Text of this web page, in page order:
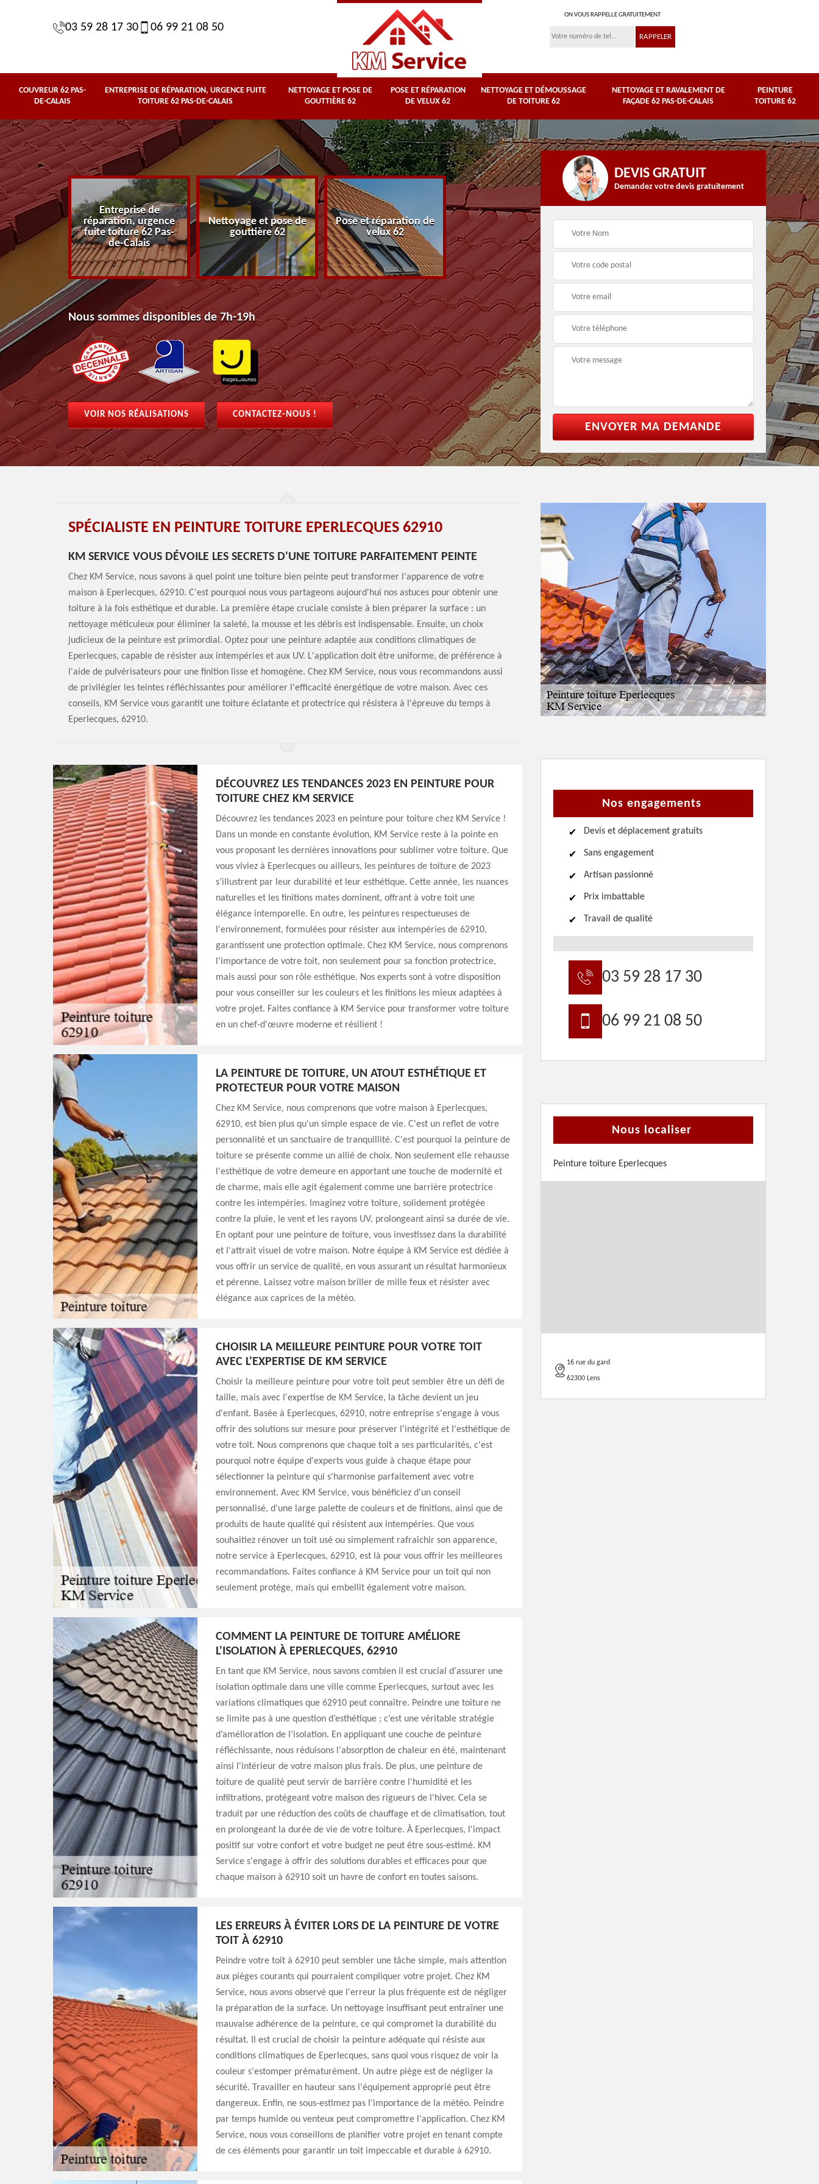
03 59 28 17 30 06 99 21 08 50
ON VOUS RAPPELLE GRATUITEMENT
COUVREUR 62 PAS-
DE-CALAIS
ENTREPRISE DE RÉPARATION, URGENCE FUITE
TOITURE 62 PAS-DE-CALAIS
NETTOYAGE ET POSE DE
GOUTTIÈRE 62
POSE ET RÉPARATION
DE VELUX 62
NETTOYAGE ET DÉMOUSSAGE
DE TOITURE 62
NETTOYAGE ET RAVALEMENT DE
FAÇADE 62 PAS-DE-CALAIS
PEINTURE
TOITURE 62
Pas-de-
Entreprise de
réparation, urgence
fuite toiture 62 Pas-
de-Calais
Nettoyage et pose de
gouttière 62
Pose et réparation de
velux 62
Nettoyage et
démoussage de
toiture 62
62 Pas-de-Calais
Peinture toiture 62
Nous sommes disponibles de 7h-19h
VOIR NOS RÉALISATIONS CONTACTEZ-NOUS !
DEVIS GRATUIT
Demandez votre devis gratuitement
SPÉCIALISTE EN PEINTURE TOITURE EPERLECQUES 62910
KM SERVICE VOUS DÉVOILE LES SECRETS D'UNE TOITURE PARFAITEMENT PEINTE
Chez KM Service, nous savons à quel point une toiture bien peinte peut transformer l'apparence de votre
maison à Eperlecques, 62910. C'est pourquoi nous vous partageons aujourd'hui nos astuces pour obtenir une
toiture à la fois esthétique et durable. La première étape cruciale consiste à bien préparer la surface : un
nettoyage méticuleux pour éliminer la saleté, la mousse et les débris est indispensable. Ensuite, un choix
judicieux de la peinture est primordial. Optez pour une peinture adaptée aux conditions climatiques de
Eperlecques, capable de résister aux intempéries et aux UV. L'application doit être uniforme, de préférence à
l'aide de pulvérisateurs pour une finition lisse et homogène. Chez KM Service, nous vous recommandons aussi
de privilégier les teintes réfléchissantes pour améliorer l'efficacité énergétique de votre maison. Avec ces
conseils, KM Service vous garantit une toiture éclatante et protectrice qui résistera à l'épreuve du temps à
Eperlecques, 62910.
DÉCOUVREZ LES TENDANCES 2023 EN PEINTURE POUR
TOITURE CHEZ KM SERVICE
Découvrez les tendances 2023 en peinture pour toiture chez KM Service !
Dans un monde en constante évolution, KM Service reste à la pointe en
vous proposant les dernières innovations pour sublimer votre toiture. Que
vous viviez à Eperlecques ou ailleurs, les peintures de toiture de 2023
s’illustrent par leur durabilité et leur esthétique. Cette année, les nuances
naturelles et les finitions mates dominent, offrant à votre toit une
élégance intemporelle. En outre, les peintures respectueuses de
l'environnement, formulées pour résister aux intempéries de 62910,
garantissent une protection optimale. Chez KM Service, nous comprenons
l'importance de votre toit, non seulement pour sa fonction protectrice,
mais aussi pour son rôle esthétique. Nos experts sont à votre disposition
pour vous conseiller sur les couleurs et les finitions les mieux adaptées à
votre projet. Faites confiance à KM Service pour transformer votre toiture
en un chef-d'œuvre moderne et résilient !
LA PEINTURE DE TOITURE, UN ATOUT ESTHÉTIQUE ET
PROTECTEUR POUR VOTRE MAISON
Chez KM Service, nous comprenons que votre maison à Eperlecques,
62910, est bien plus qu'un simple espace de vie. C'est un reflet de votre
personnalité et un sanctuaire de tranquillité. C'est pourquoi la peinture de
toiture se présente comme un allié de choix. Non seulement elle rehausse
l'esthétique de votre demeure en apportant une touche de modernité et
de charme, mais elle agit également comme une barrière protectrice
contre les intempéries. Imaginez votre toiture, solidement protégée
contre la pluie, le vent et les rayons UV, prolongeant ainsi sa durée de vie.
En optant pour une peinture de toiture, vous investissez dans la durabilité
et l'attrait visuel de votre maison. Notre équipe à KM Service est dédiée à
vous offrir un service de qualité, en vous assurant un résultat harmonieux
et pérenne. Laissez votre maison briller de mille feux et résister avec
élégance aux caprices de la météo.
CHOISIR LA MEILLEURE PEINTURE POUR VOTRE TOIT
AVEC L'EXPERTISE DE KM SERVICE
Choisir la meilleure peinture pour votre toit peut sembler être un défi de
taille, mais avec l'expertise de KM Service, la tâche devient un jeu
d'enfant. Basée à Eperlecques, 62910, notre entreprise s'engage à vous
offrir des solutions sur mesure pour préserver l'intégrité et l'esthétique de
votre toit. Nous comprenons que chaque toit a ses particularités, c'est
pourquoi notre équipe d'experts vous guide à chaque étape pour
sélectionner la peinture qui s'harmonise parfaitement avec votre
environnement. Avec KM Service, vous bénéficiez d'un conseil
personnalisé, d'une large palette de couleurs et de finitions, ainsi que de
produits de haute qualité qui résistent aux intempéries. Que vous
souhaitiez rénover un toit usé ou simplement rafraîchir son apparence,
notre service à Eperlecques, 62910, est là pour vous offrir les meilleures
recommandations. Faites confiance à KM Service pour un toit qui non
seulement protège, mais qui embellit également votre maison.
COMMENT LA PEINTURE DE TOITURE AMÉLIORE
L'ISOLATION À EPERLECQUES, 62910
En tant que KM Service, nous savons combien il est crucial d'assurer une
isolation optimale dans une ville comme Eperlecques, surtout avec les
variations climatiques que 62910 peut connaître. Peindre une toiture ne
se limite pas à une question d’esthétique ; c’est une véritable stratégie
d’amélioration de l’isolation. En appliquant une couche de peinture
réfléchissante, nous réduisons l'absorption de chaleur en été, maintenant
ainsi l'intérieur de votre maison plus frais. De plus, une peinture de
toiture de qualité peut servir de barrière contre l'humidité et les
infiltrations, protégeant votre maison des rigueurs de l'hiver. Cela se
traduit par une réduction des coûts de chauffage et de climatisation, tout
en prolongeant la durée de vie de votre toiture. À Eperlecques, l'impact
positif sur votre confort et votre budget ne peut être sous-estimé. KM
Service s'engage à offrir des solutions durables et efficaces pour que
chaque maison à 62910 soit un havre de confort en toutes saisons.
LES ERREURS À ÉVITER LORS DE LA PEINTURE DE VOTRE
TOIT À 62910
Peindre votre toit à 62910 peut sembler une tâche simple, mais attention
aux pièges courants qui pourraient compliquer votre projet. Chez KM
Service, nous avons observé que l'erreur la plus fréquente est de négliger
la préparation de la surface. Un nettoyage insuffisant peut entraîner une
mauvaise adhérence de la peinture, ce qui compromet la durabilité du
résultat. Il est crucial de choisir la peinture adéquate qui résiste aux
conditions climatiques de Eperlecques, sans quoi vous risquez de voir la
couleur s'estomper prématurément. Un autre piège est de négliger la
sécurité. Travailler en hauteur sans l'équipement approprié peut être
dangereux. Enfin, ne sous-estimez pas l'importance de la météo. Peindre
par temps humide ou venteux peut compromettre l'application. Chez KM
Service, nous vous conseillons de planifier votre projet en tenant compte
de ces éléments pour garantir un toit impeccable et durable à 62910.
Nos engagements
Devis et déplacement gratuits
Sans engagement
Artisan passionné
Prix imbattable
Travail de qualité
03 59 28 17 30
06 99 21 08 50
Nous localiser
Peinture toiture Eperlecques
16 rue du gard
62300 Lens